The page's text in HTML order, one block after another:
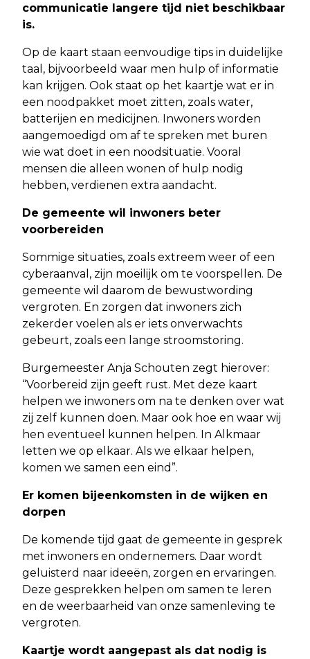
communicatie langere tijd niet beschikbaar
is.
Op de kaart staan eenvoudige tips in duidelijke
taal, bijvoorbeeld waar men hulp of informatie
kan krijgen. Ook staat op het kaartje wat er in
een noodpakket moet zitten, zoals water,
batterijen en medicijnen. Inwoners worden
aangemoedigd om af te spreken met buren
wie wat doet in een noodsituatie. Vooral
mensen die alleen wonen of hulp nodig
hebben, verdienen extra aandacht.
De gemeente wil inwoners beter
voorbereiden
Sommige situaties, zoals extreem weer of een
cyberaanval, zijn moeilijk om te voorspellen. De
gemeente wil daarom de bewustwording
vergroten. En zorgen dat inwoners zich
zekerder voelen als er iets onverwachts
gebeurt, zoals een lange stroomstoring.
Burgemeester Anja Schouten zegt hierover:
“Voorbereid zijn geeft rust. Met deze kaart
helpen we inwoners om na te denken over wat
zij zelf kunnen doen. Maar ook hoe en waar wij
hen eventueel kunnen helpen. In Alkmaar
letten we op elkaar. Als we elkaar helpen,
komen we samen een eind”.
Er komen bijeenkomsten in de wijken en
dorpen
De komende tijd gaat de gemeente in gesprek
met inwoners en ondernemers. Daar wordt
geluisterd naar ideeën, zorgen en ervaringen.
Deze gesprekken helpen om samen te leren
en de weerbaarheid van onze samenleving te
vergroten.
Kaartje wordt aangepast als dat nodig is